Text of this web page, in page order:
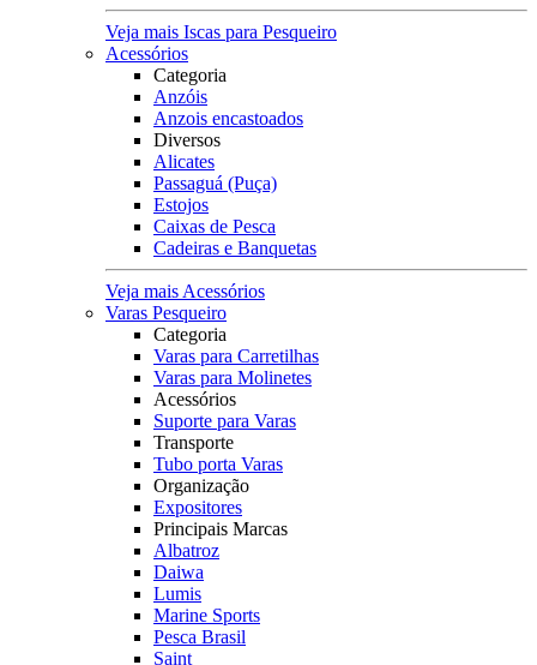
Veja mais Iscas para Pesqueiro
Acessórios
Categoria
Anzóis
Anzois encastoados
Diversos
Alicates
Passaguá (Puça)
Estojos
Caixas de Pesca
Cadeiras e Banquetas
Veja mais Acessórios
Varas Pesqueiro
Categoria
Varas para Carretilhas
Varas para Molinetes
Acessórios
Suporte para Varas
Transporte
Tubo porta Varas
Organização
Expositores
Principais Marcas
Albatroz
Daiwa
Lumis
Marine Sports
Pesca Brasil
Saint